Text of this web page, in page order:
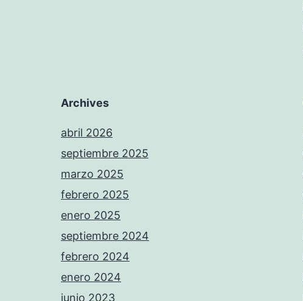
Archives
abril 2026
septiembre 2025
marzo 2025
febrero 2025
enero 2025
septiembre 2024
febrero 2024
enero 2024
junio 2023